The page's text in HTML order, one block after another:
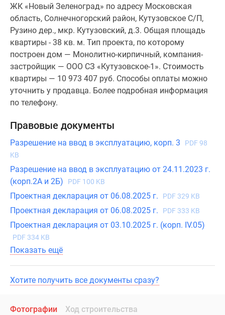
ЖК «Новый Зеленоград» по адресу Московская
область, Солнечногорский район, Кутузовское С/П,
Рузино дер., мкр. Кутузовский, д.3. Общая площадь
квартиры - 38 кв. м. Тип проекта, по которому
построен дом — Монолитно-кирпичный, компания-
застройщик — ООО СЗ «Кутузовское-1». Стоимость
квартиры — 10 973 407 руб. Способы оплаты можно
уточнить у продавца. Более подробная информация
по телефону.
Правовые документы
Разрешение на ввод в эксплуатацию, корп. 3
PDF 98
KB
Разрешение на ввод в эксплуатацию от 24.11.2023 г.
(корп.2А и 2Б)
PDF 100 KB
Проектная декларация от 06.08.2025 г. PDF 329 KB
Проектная декларация от 06.08.2025 г. PDF 333 KB
Проектная декларация от 03.10.2025 г. (корп. IV.05)
PDF 334 KB
Показать ещё
Хотите получить все документы сразу?
Фотографии Ход строительства